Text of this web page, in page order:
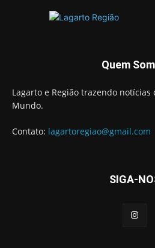
Quem
Lagarto e Região trazendo notícias
Mundo.
Contato: lagartoregiao@gmail.com
SIGA-